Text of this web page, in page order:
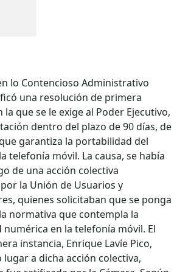
lo Contencioso Administrativo
una resolución de primera
la que se le exige al Poder Ejecutivo,
dentro del plazo de 90 días, de
garantiza la portabilidad del
telefonía móvil. La causa, se había
de una acción colectiva
la Unión de Usuarios y
quienes solicitaban que se ponga
normativa que contempla la
en la telefonía móvil. El
instancia, Enrique Lavíe Pico,
lugar a dicha acción colectiva,